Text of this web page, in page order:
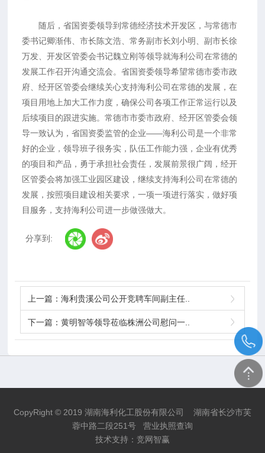
随后，省国资委领导到常德经济技术开发区，与常德市
委书记卿渐伟、市长陈文浩、常务副市长刘小明、副市长徐
万发、开发区管委会书记魏立刚等领导就海利公司在常德的
发展工作召开沟通交流会。省国资委领导希望常德市委市政
府、经开区管委会继续关心支持海利公司在常德的发展，在
项目用地上加大工作力度，确保公司各项工作正常运行以及
后续项目的跟进实施。常德市市委市政府、经开区管委会领
导一致认为，省国资委监管的企业——海利公司是一个非常
好的企业，领导班子很务实，队伍工作能力强，企业有优秀
的项目和产品，勇于承担社会责任，发展前景很广阔，经开
区管委会将加强工业园区建设，继续支持海利公司在常德的
发展，按照项目建设相关要求，一项一项进行落实，做好项
目服务，支持海利公司进一步做强做大。
分享到:
上一篇：海利贵溪公司公开竞聘车间副主任..
下一篇：黄明智等领导莅临株洲公司慰问一..
CopyRight © 2019 湖南海利化工股份有限公司 湖南省长沙市芙
蓉中路二段251号 营业执照查询
技术支持： 竞网智赢